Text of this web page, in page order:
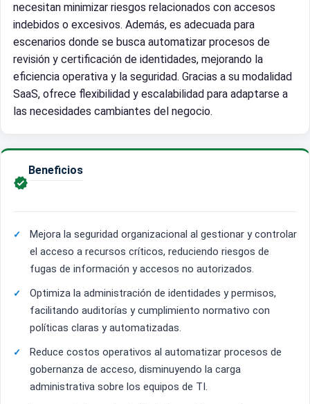
necesitan minimizar riesgos relacionados con accesos
indebidos o excesivos. Además, es adecuada para
escenarios donde se busca automatizar procesos de
revisión y certificación de identidades, mejorando la
eficiencia operativa y la seguridad. Gracias a su modalidad
SaaS, ofrece flexibilidad y escalabilidad para adaptarse a
las necesidades cambiantes del negocio.

Beneficios
Mejora la seguridad organizacional al gestionar y controlar
el acceso a recursos críticos, reduciendo riesgos de
fugas de información y accesos no autorizados.
Optimiza la administración de identidades y permisos,
facilitando auditorías y cumplimiento normativo con
políticas claras y automatizadas.
Reduce costos operativos al automatizar procesos de
gobernanza de acceso, disminuyendo la carga
administrativa sobre los equipos de TI.